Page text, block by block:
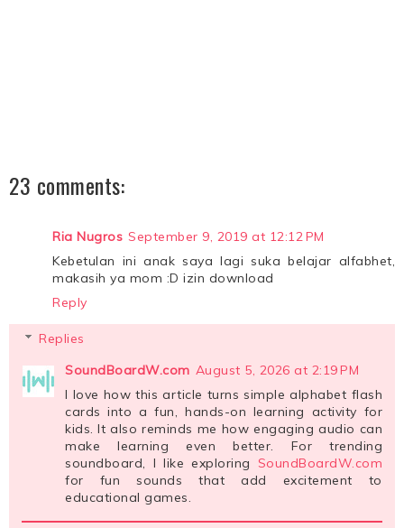
23 comments:
Ria Nugros September 9, 2019 at 12:12 PM
Kebetulan ini anak saya lagi suka belajar alfabhet,
makasih ya mom :D izin download
Reply
Replies
SoundBoardW.com August 5, 2026 at 2:19 PM
I love how this article turns simple alphabet flash
cards into a fun, hands-on learning activity for
kids. It also reminds me how engaging audio can
make learning even better. For trending
soundboard, I like exploring SoundBoardW.com
for fun sounds that add excitement to
educational games.